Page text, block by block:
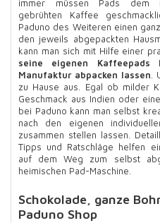
immer müssen Pads dem
gebrühten Kaffee
Paduno des Weiteren einen
den jeweils abgepackten
kann man sich mit Hilfe einer
seine eigenen
Manufaktur abpacken lassen
zu Hause aus. Egal ob milder
Geschmack aus Indien oder
bei Paduno kann man selbst
nach den eigenen
zusammen stellen lassen.
Tipps und Ratschläge helfen
auf dem Weg zum selbst
heimischen Pad-Maschine.
Schokolade, ganze
Paduno Shop